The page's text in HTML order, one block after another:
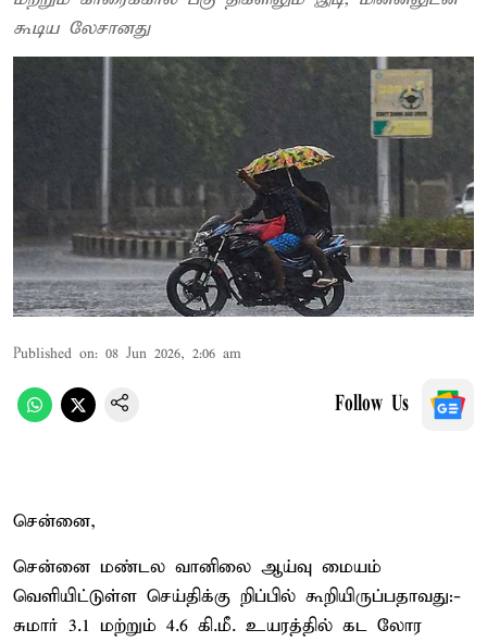
கூடிய லேசானது
Published on: 08 Jun 2026, 2:06 am
Follow Us
சென்னை,
சென்னை மண்டல வானிலை ஆய்வு மையம்
வெளியிட்டுள்ள செய்திக்கு றிப்பில் கூறியிருப்பதாவது:-
சுமார் 3.1 மற்றும் 4.6 கி.மீ. உயரத்தில் கட லோர